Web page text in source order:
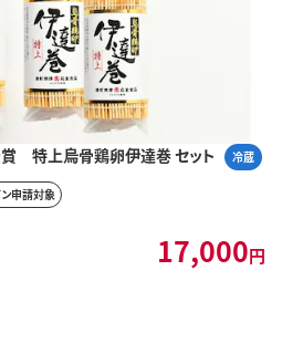
特上烏骨鶏卵伊達巻 セット 冷蔵
ン申請対象
17,000円